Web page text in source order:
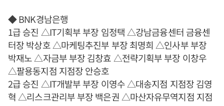
◆ BNK경남은행
1급 승진 △IT기획부 부장 임정택 △강남금융센터 금융센
터장 박상호 △마케팅추진부 부장 최명희 △인사부 부장
박재노 △자금부 부장 김창효 △전략기획부 부장 이창우
△팔용동지점 지점장 안승호
2급 승진 △IT개발부 부장 이영수 △대송지점 지점장 김영
혁 △리스크관리부 부장 백은권 △마산자유무역지점 지점